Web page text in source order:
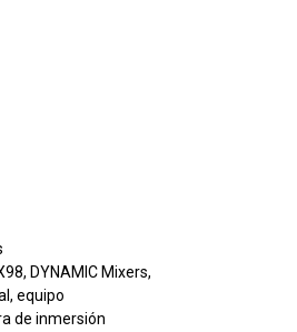
, DYNAMIC Mixers,
,equipo
de inmersión